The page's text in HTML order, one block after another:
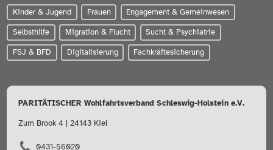
Kinder & Jugend Frauen Engagement & Gemeinwesen
Selbsthilfe Migration & Flucht Sucht & Psychiatrie
FSJ & BFD Digitalisierung Fachkräftesicherung
PARITÄTISCHER Wohlfahrtsverband Schleswig-Holstein e.V.
Zum Brook 4 | 24143 Kiel
0431-56020